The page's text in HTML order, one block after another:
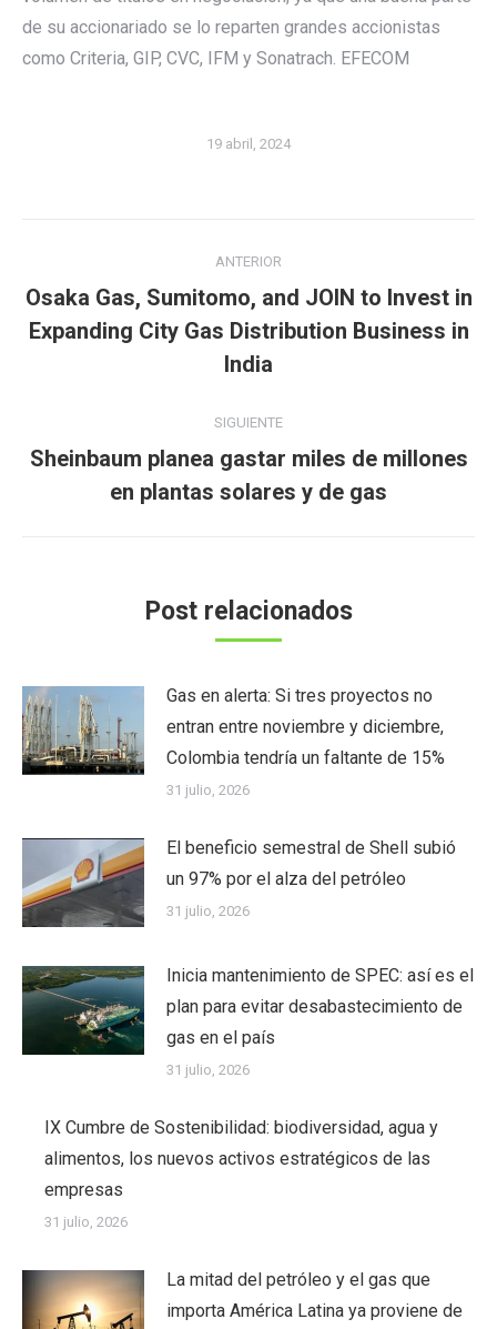
de su accionariado se lo reparten grandes accionistas
como Criteria, GIP, CVC, IFM y Sonatrach. EFECOM
19 abril, 2024
entre
publicaciones
ANTERIOR
Publicación
anterior:
Osaka Gas, Sumitomo, and JOIN to Invest in
Expanding City Gas Distribution Business in
India
SIGUIENTE
Publicación
siguiente:
Sheinbaum planea gastar miles de millones
en plantas solares y de gas
Post relacionados
Gas en alerta: Si tres proyectos no
entran entre noviembre y diciembre,
Colombia tendría un faltante de 15%
31 julio, 2026
El beneficio semestral de Shell subió
un 97% por el alza del petróleo
31 julio, 2026
Inicia mantenimiento de SPEC: así es el
plan para evitar desabastecimiento de
gas en el país
31 julio, 2026
IX Cumbre de Sostenibilidad: biodiversidad, agua y
alimentos, los nuevos activos estratégicos de las
empresas
31 julio, 2026
La mitad del petróleo y el gas que
importa América Latina ya proviene de